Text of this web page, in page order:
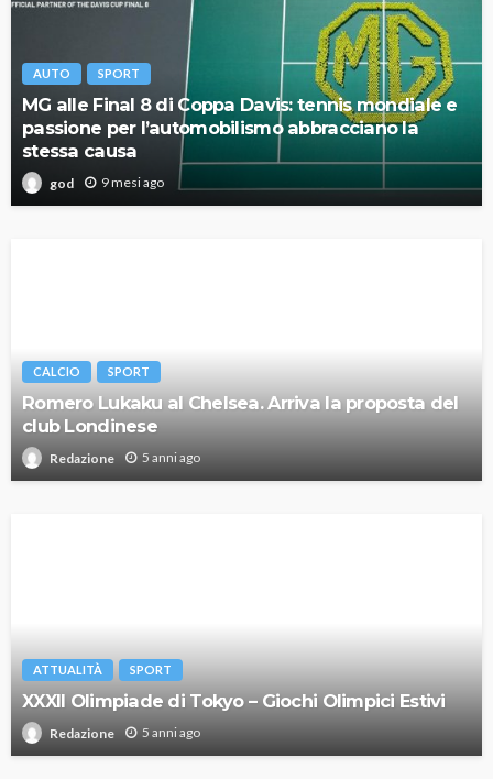
AUTO SPORT
MG alle Final 8 di Coppa Davis: tennis mondiale e
passione per l’automobilismo abbracciano la
stessa causa
god 9 mesi ago
CALCIO SPORT
Romero Lukaku al Chelsea. Arriva la proposta del
club Londinese
Redazione 5 anni ago
ATTUALITÀ SPORT
XXXII Olimpiade di Tokyo – Giochi Olimpici Estivi
Redazione 5 anni ago